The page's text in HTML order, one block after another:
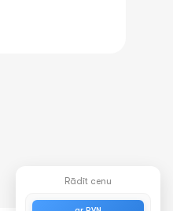
Rādīt cenu